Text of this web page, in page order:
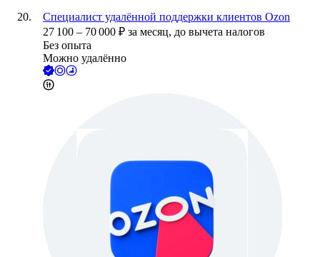
Специалист удалённой поддержки клиентов Ozon
27 100 – 70 000 ₽ за месяц, до вычета налогов
Без опыта
Можно удалённо